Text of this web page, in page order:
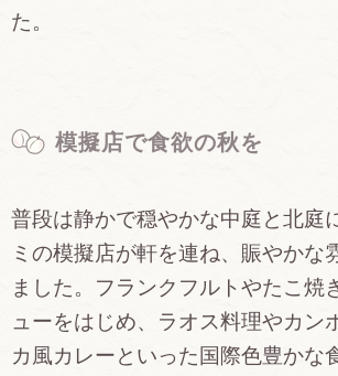
た。
模擬店で食欲の秋を
普段は静かで穏やかな中庭と北庭
ミの模擬店が軒を連ね、賑やかな
ました。フランクフルトやたこ焼
ューをはじめ、ラオス料理やカン
カ風カレーといった国際色豊かな